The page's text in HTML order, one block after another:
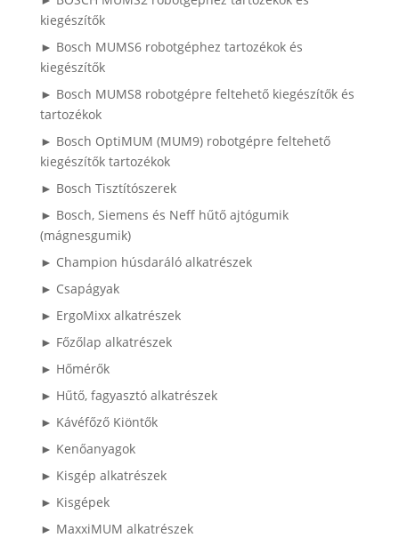
kiegészítők
► Bosch MUMS6 robotgéphez tartozékok és
kiegészítők
► Bosch MUMS8 robotgépre feltehető kiegészítők és
tartozékok
► Bosch OptiMUM (MUM9) robotgépre feltehető
kiegészítők tartozékok
► Bosch Tisztítószerek
► Bosch, Siemens és Neff hűtő ajtógumik
(mágnesgumik)
► Champion húsdaráló alkatrészek
► Csapágyak
► ErgoMixx alkatrészek
► Főzőlap alkatrészek
► Hőmérők
► Hűtő, fagyasztó alkatrészek
► Kávéfőző Kiöntők
► Kenőanyagok
► Kisgép alkatrészek
► Kisgépek
► MaxxiMUM alkatrészek